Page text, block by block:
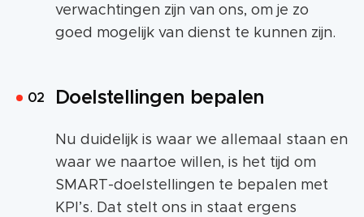
verwachtingen zijn van ons, om je zo
goed mogelijk van dienst te kunnen zijn.
Doelstellingen bepalen
Nu duidelijk is waar we allemaal staan en
waar we naartoe willen, is het tijd om
SMART-doelstellingen te bepalen met
KPI’s. Dat stelt ons in staat ergens